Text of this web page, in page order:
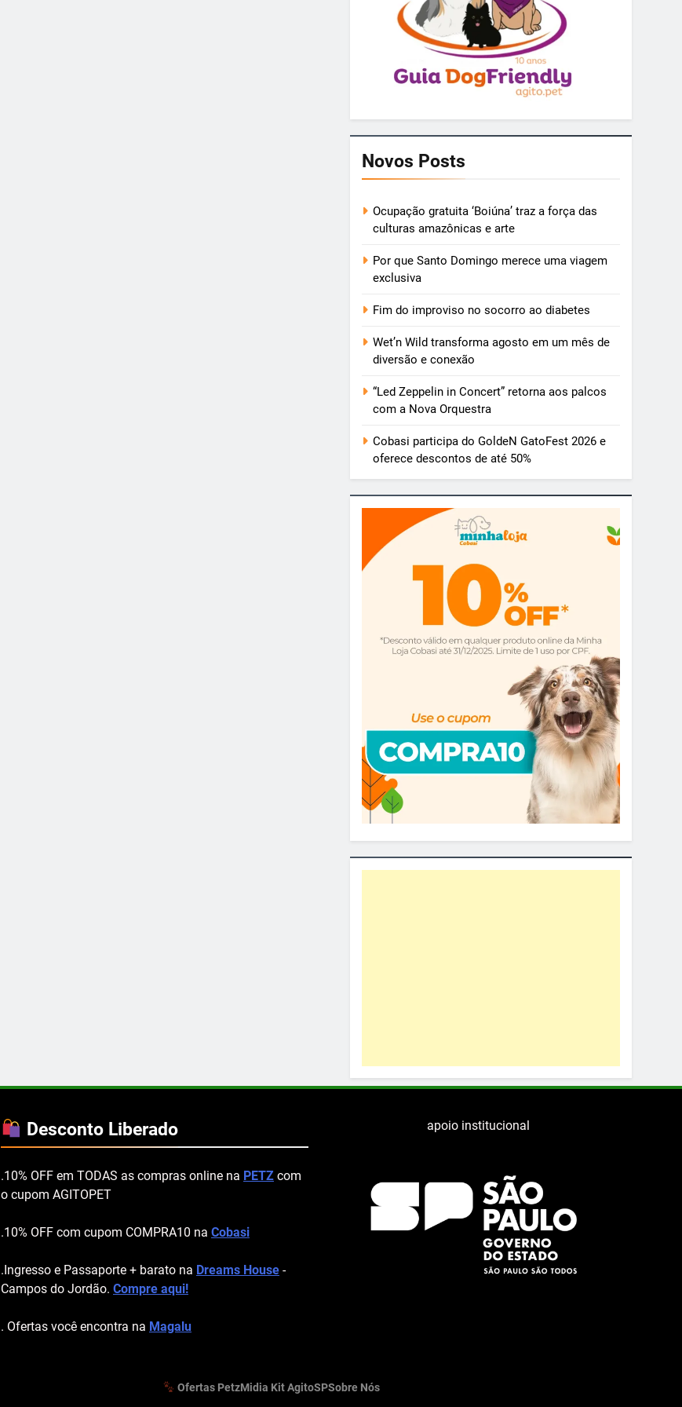
Novos Posts
Ocupação gratuita ‘Boiúna’ traz a força das
culturas amazônicas e arte
Por que Santo Domingo merece uma viagem
exclusiva
Fim do improviso no socorro ao diabetes
Wet’n Wild transforma agosto em um mês de
diversão e conexão
“Led Zeppelin in Concert” retorna aos palcos
com a Nova Orquestra
Cobasi participa do GoldeN GatoFest 2026 e
oferece descontos de até 50%
Desconto Liberado
.10% OFF em TODAS as compras online na PETZ com
o cupom AGITOPET
.10% OFF com cupom COMPRA10 na Cobasi
.Ingresso e Passaporte + barato na Dreams House -
Campos do Jordão. Compre aqui!
. Ofertas você encontra na Magalu
apoio institucional
Ofertas PetzMidia Kit AgitoSPSobre Nós